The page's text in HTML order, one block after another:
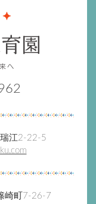
江2-22-5
崎町7-26-7